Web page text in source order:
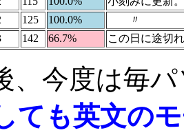
125 100.0%
〃
142 66.7% この日に途切
、今度は毎
ても英文の